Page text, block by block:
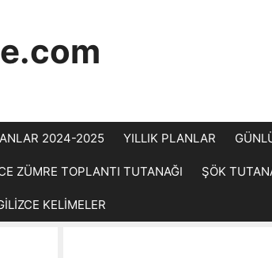
2024-2025 YILLIK PLANLAR
ZÜMRE TOPLANTI TUTANAĞI ŞÖK
KELİMELER